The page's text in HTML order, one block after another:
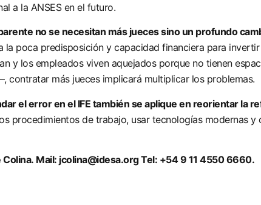
a la ANSES en el futuro.
no se necesitan más jueces sino un profundo
la poca predisposición y capacidad financiera para
y los empleados viven aquejados porque no tienen
contratar más jueces implicará multiplicar los problemas.
el error en el IFE también se aplique en reorientar la
procedimientos de trabajo, usar tecnologías modernas
Mail: jcolina@idesa.org Tel: +54 9 11 4550 6660.